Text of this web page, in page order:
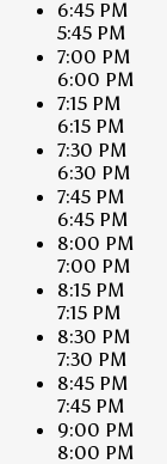
6:45 PM
5:45 PM
7:00 PM
6:00 PM
7:15 PM
6:15 PM
7:30 PM
6:30 PM
7:45 PM
6:45 PM
8:00 PM
7:00 PM
8:15 PM
7:15 PM
8:30 PM
7:30 PM
8:45 PM
7:45 PM
9:00 PM
8:00 PM